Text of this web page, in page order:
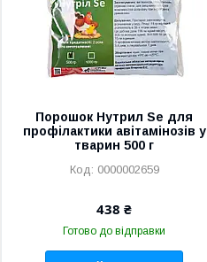
Порошок Нутрил Se для
профілактики авітамінозів у
тварин 500 г
0000002659
438 ₴
Готово до відправки